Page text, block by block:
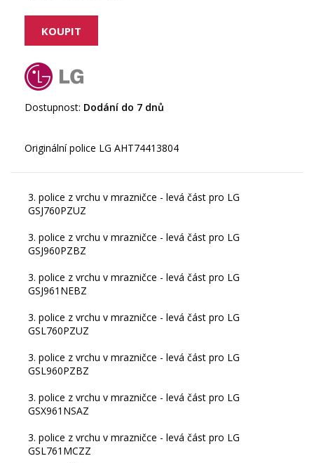
Dostupnost: Dodání do 7 dnů
3. police z vrchu v mrazničce - levá část pro LG
GSJ760PZUZ
3. police z vrchu v mrazničce - levá část pro LG
GSJ960PZBZ
3. police z vrchu v mrazničce - levá část pro LG
GSJ961NEBZ
3. police z vrchu v mrazničce - levá část pro LG
GSL760PZUZ
3. police z vrchu v mrazničce - levá část pro LG
GSL960PZBZ
3. police z vrchu v mrazničce - levá část pro LG
GSX961NSAZ
3. police z vrchu v mrazničce - levá část pro LG
GSL761MCZZ